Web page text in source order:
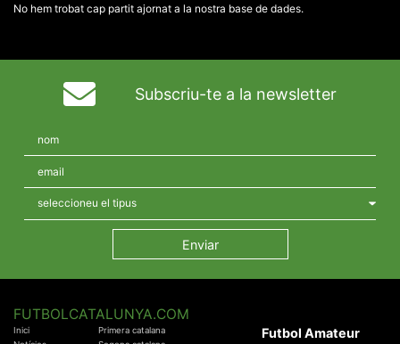
No hem trobat cap partit ajornat a la nostra base de dades.
Subscriu-te a la newsletter
FUTBOLCATALUNYA.COM
Inici
Primera catalana
Futbol Amateur